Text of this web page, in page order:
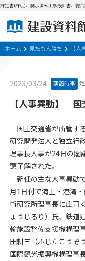
建設
会員
サポ
会員
(評点)、開示済み工事設計書、総合
ホーム 見たもん勝ち 【
2023/03/24 建設時事
【人事異動】
国土交通省が所管す
研究開発法人と独立行
理事長人事が24日の閣
頭了解された。
新任の主な人事異動
月1日付で海上・港湾
術研究所理事長に庄司
ょうじるり）氏、鉄道
輸施設整備支援機構理
田耕三（ふじたこうぞ
国際観光振興機構理事
パスワードの再発
1. 本規約は、建設資
会員サービスの利
2. 管理者が建設資料
一部を構成するもの
第2条（規約の変更）
本規約は、会員の了
あります。変更内容
ちに全ての会員が了
第4条（会員審査およ
会員とは、本規約を